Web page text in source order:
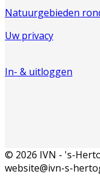
Natuurgebieden
Uw privacy
In- & uitloggen
© 2026 IVN - 's-
website@ivn-s-